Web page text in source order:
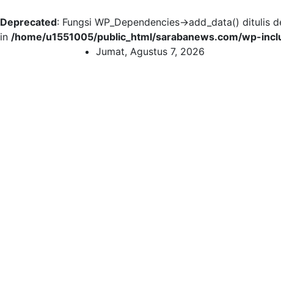
Deprecated: Fungsi WP_Dependencies->add_data() ditulis
in /home/u1551005/public_html/sarabanews.com/wp-
Jumat, Agustus 7, 2026